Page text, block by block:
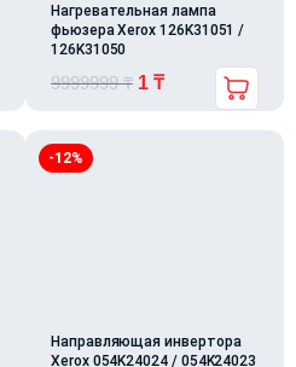
Нагревательная лампа
фьюзера Xerox 126K31051 /
126K31050
9999999₸ 1 ₸
-12%
Направляющая инвертора
Xerox 054K24024 / 054K24023